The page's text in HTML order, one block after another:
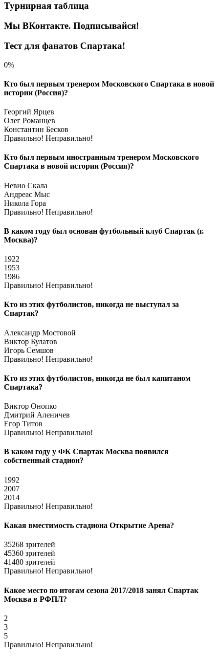
Турнирная таблица
Мы ВКонтакте. Подписывайся!
Тест для фанатов Спартака!
0%
Кто был первым тренером Московского Спартака в новой
истории (Россия)?
Георгий Ярцев
Олег Романцев
Константин Бесков
Правильно! Неправильно!
Кто был первым иностранным тренером Московского
Спартака в новой истории (Россия)?
Невио Скала
Андреас Мыс
Никола Гора
Правильно! Неправильно!
В каком году был основан футбольный клуб Спартак (г.
Москва)?
1922
1953
1986
Правильно! Неправильно!
Кто из этих футболистов, никогда не выступал за
Спартак?
Александр Мостовой
Виктор Булатов
Игорь Семшов
Правильно! Неправильно!
Кто из этих футболистов, никогда не был капитаном
Спартака?
Виктор Онопко
Дмитрий Аленичев
Егор Титов
Правильно! Неправильно!
В каком году у ФК Спартак Москва появился
собственный стадион?
1992
2007
2014
Правильно! Неправильно!
Какая вместимость стадиона Открытие Арена?
35268 зрителей
45360 зрителей
41480 зрителей
Правильно! Неправильно!
Какое место по итогам сезона 2017/2018 занял Спартак
Москва в РФПЛ?
2
3
5
Правильно! Неправильно!